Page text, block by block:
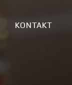
KONTAKT